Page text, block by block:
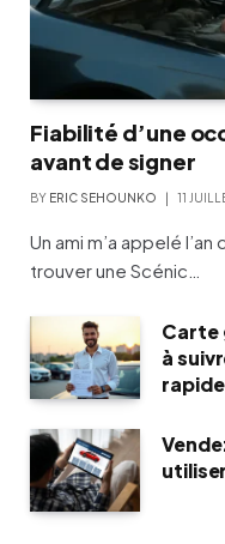
Fiabilité d’une
avant de signer
BY ERIC SEHOUNKO 11
Un ami m’a appelé
trouver une Scénic…
Carte
à